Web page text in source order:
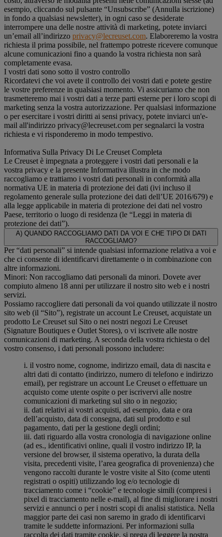
esempio, cliccando sul pulsante “Unsubscribe” (Annulla iscrizione)
in fondo a qualsiasi newsletter), in ogni caso se desiderate
interrompere una delle nostre attività di marketing, potete inviarci
un’email all’indirizzo privacy@lecreuset.com. Elaboreremo la vostra
richiesta il prima possibile, nel frattempo potreste ricevere comunque
alcune comunicazioni fino a quando la vostra richiesta non sarà
completamente evasa.
I vostri dati sono sotto il vostro controllo
Ricordatevi che voi avete il controllo dei vostri dati e potete gestire
le vostre preferenze in qualsiasi momento. Vi assicuriamo che non
trasmetteremo mai i vostri dati a terze parti esterne per i loro scopi di
marketing senza la vostra autorizzazione. Per qualsiasi informazione
o per esercitare i vostri diritti ai sensi privacy, potete inviarci un'e-
mail all'indirizzo privacy@lecreuset.com per segnalarci la vostra
richiesta e vi risponderemo in modo tempestivo.
Informativa Sulla Privacy Di Le Creuset Completa
Le Creuset è impegnata a proteggere i vostri dati personali e la
vostra privacy e la presente Informativa illustra in che modo
raccogliamo e trattiamo i vostri dati personali in conformità alla
normativa UE in materia di protezione dei dati (ivi incluso il
regolamento generale sulla protezione dei dati dell’UE 2016/679) e
alla legge applicabile in materia di protezione dei dati nel vostro
Paese, territorio o luogo di residenza (le “Leggi in materia di
protezione dei dati”).
A) QUANDO RACCOGLIAMO DATI DA VOI E CHE TIPO DI DATI
RACCOGLIAMO?
Per “dati personali” si intende qualsiasi informazione relativa a voi e
che ci consente di identificarvi direttamente o in combinazione con
altre informazioni.
Minori: Non raccogliamo dati personali da minori. Dovete aver
compiuto almeno 18 anni per utilizzare il nostro sito web e i nostri
servizi.
Possiamo raccogliere dati personali da voi quando utilizzate il nostro
sito web (il “Sito”), registrate un account Le Creuset, acquistate un
prodotto Le Creuset sul Sito o nei nostri negozi Le Creuset
(Signature Boutiques e Outlet Stores), o vi iscrivete alle nostre
comunicazioni di marketing. A seconda della vostra richiesta o del
vostro consenso, i dati personali possono includere:
i. il vostro nome, cognome, indirizzo email, data di nascita e
altri dati di contatto (indirizzo, numero di telefono e indirizzo
email), per registrare un account Le Creuset o effettuare un
acquisto come utente ospite o per iscrivervi alle nostre
comunicazioni di marketing sul sito o in negozio;
ii. dati relativi ai vostri acquisti, ad esempio, data e ora
dell’acquisto, data di consegna, dati sul prodotto e sul
pagamento, dati per la gestione degli ordini;
iii. dati riguardo alla vostra cronologia di navigazione online
(ad es., identificativi online, quali il vostro indirizzo IP, la
versione del browser, il sistema operativo, la durata della
visita, precedenti visite, l’area geografica di provenienza) che
vengono raccolti durante le vostre visite al Sito (come utenti
registrati o ospiti) utilizzando log e/o tecnologie di
tracciamento come i “cookie” e tecnologie simili (compresi i
pixel di tracciamento nelle e-mail), al fine di migliorare i nostri
servizi e annunci o per i nostri scopi di analisi statistica. Nella
maggior parte dei casi non saremo in grado di identificarvi
tramite le suddette informazioni. Per informazioni sulla
raccolta dei dati tramite cookie, si prega di leggere la nostra